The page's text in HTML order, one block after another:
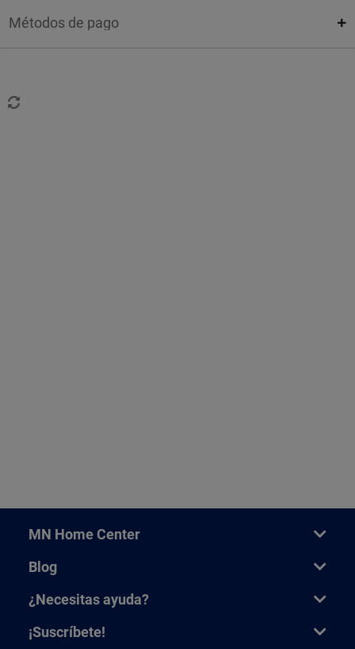
Métodos de pago
MN Home Center
Blog
¿Necesitas ayuda?
¡Suscríbete!